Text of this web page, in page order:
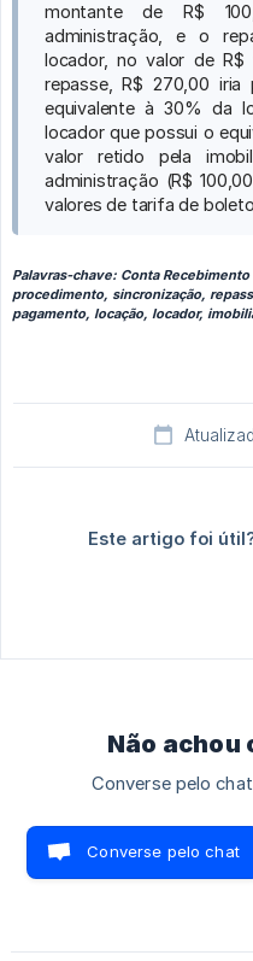
montante de R$
administração, e o
locador, no valor de
repasse, R$ 270,00
equivalente à 30% da
locador que possui o
valor retido pela
administração (R$
valores de tarifa de
Palavras-chave: Conta
procedimento, sincronização,
pagamento, locação, locador,
Este artigo foi
Não achou
Converse pelo
Converse pelo chat